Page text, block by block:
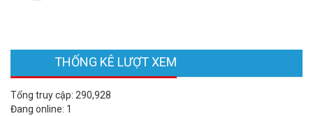
THỐNG KÊ LƯỢT XEM
Tổng truy cập: 290,928
Đang online: 1